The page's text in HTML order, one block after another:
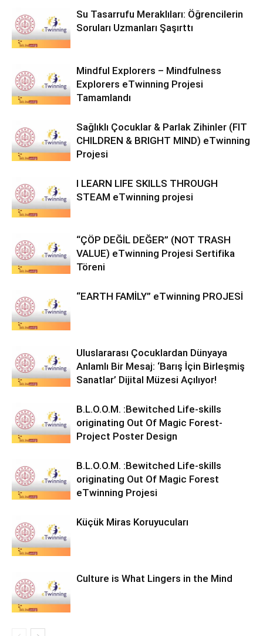
Su Tasarrufu Meraklıları: Öğrencilerin
Soruları Uzmanları Şaşırttı
Mindful Explorers – Mindfulness
Explorers eTwinning Projesi
Tamamlandı
Sağlıklı Çocuklar & Parlak Zihinler (FIT
CHILDREN & BRIGHT MIND) eTwinning
Projesi
I LEARN LIFE SKILLS THROUGH
STEAM eTwinning projesi
“ÇÖP DEĞİL DEĞER” (NOT TRASH
VALUE) eTwinning Projesi Sertifika
Töreni
“EARTH FAMİLY” eTwinning PROJESİ
Uluslararası Çocuklardan Dünyaya
Anlamlı Bir Mesaj: ‘Barış İçin Birleşmiş
Sanatlar’ Dijital Müzesi Açılıyor!
B.L.O.O.M. :Bewitched Life-skills
originating Out Of Magic Forest-
Project Poster Design
B.L.O.O.M. :Bewitched Life-skills
originating Out Of Magic Forest
eTwinning Projesi
Küçük Miras Koruyucuları
Culture is What Lingers in the Mind